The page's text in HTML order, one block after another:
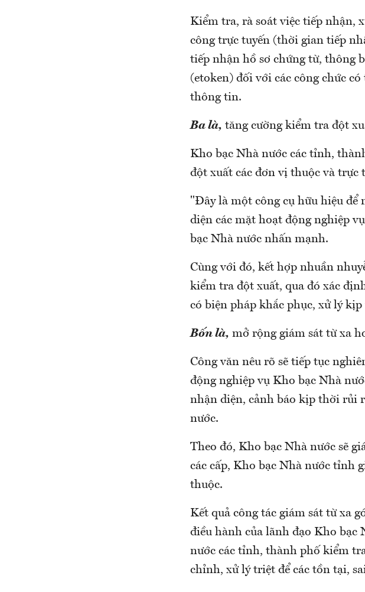
Kiểm tra, rà soát việc tiếp nhận,
công trực tuyến (thời gian tiếp
tiếp nhận hồ sơ chứng từ, thông
(etoken) đối với các công chức
thông tin.
Ba là, tăng cường kiểm tra đột
Kho bạc Nhà nước các tỉnh,
đột xuất các đơn vị thuộc và trực
"Đây là một công cụ hữu hiệu
diện các mặt hoạt động nghiệp
bạc Nhà nước nhấn mạnh.
Cùng với đó, kết hợp nhuần
kiểm tra đột xuất, qua đó xác
có biện pháp khắc phục, xử lý
Bốn là, mở rộng giám sát từ xa
Công văn nêu rõ sẽ tiếp tục
động nghiệp vụ Kho bạc Nhà
nhận diện, cảnh báo kịp thời rủi
nước.
Theo đó, Kho bạc Nhà nước sẽ
các cấp, Kho bạc Nhà nước tỉnh
thuộc.
Kết quả công tác giám sát từ xa
điều hành của lãnh đạo Kho bạc
nước các tỉnh, thành phố kiểm
chỉnh, xử lý triệt để các tồn tại,